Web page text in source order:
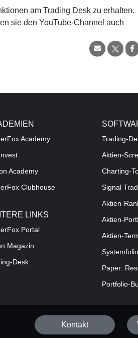
am Trading Desk zu erhalten.
sie den YouTube-Channel auch
Academy
Academy
Clubhouse
LINKS
Portal
Magazin
Desk
Trading-
Aktien-
Charting-
Signal
Aktien-
Aktien-
Aktien-
Systemfolio
Paper:
Portfolio-
Kontakt